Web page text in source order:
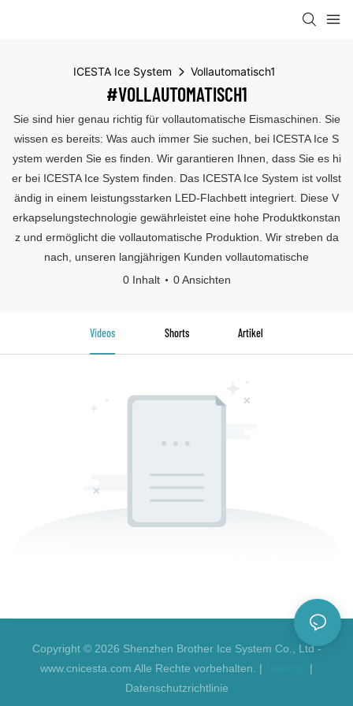
ICESTA Ice System Vollautomatisch1
#VOLLAUTOMATISCH1
Sie sind hier genau richtig für vollautomatische Eismaschinen. Sie
wissen es bereits: Was auch immer Sie suchen, bei ICESTA Ice S
ystem werden Sie es finden. Wir garantieren Ihnen, dass Sie es hi
er bei ICESTA Ice System finden. Das ICESTA Ice System ist vollst
ändig in einem leistungsstarken LED-Flachbett integriert. Diese V
erkapselungstechnologie gewährleistet eine hohe Produktkonstan
z und ermöglicht die vollautomatische Produktion. Wir streben da
nach, unseren langjährigen Kunden vollautomatische
0 Inhalt
0 Ansichten
Videos Shorts Artikel
Copyright © 2026 Shenzhen Brother Ice System Co., Ltd -
www.cnicesta.com Alle Rechte vorbehalten. |
|
Datenschutzrichtlinie